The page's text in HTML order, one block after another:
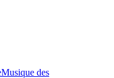
Musique des